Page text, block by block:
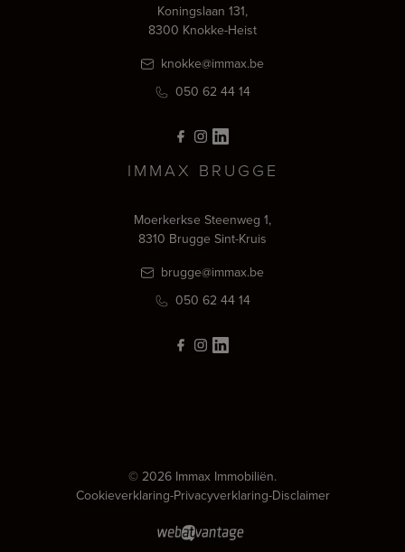
Koningslaan 131,
8300 Knokke-Heist
knokke@immax.be
050 62 44 14
IMMAX BRUGGE
Moerkerkse Steenweg 1,
8310 Brugge Sint-Kruis
brugge@immax.be
050 62 44 14
© 2026 Immax Immobiliën.
Cookieverklaring-Privacyverklaring-Disclaimer